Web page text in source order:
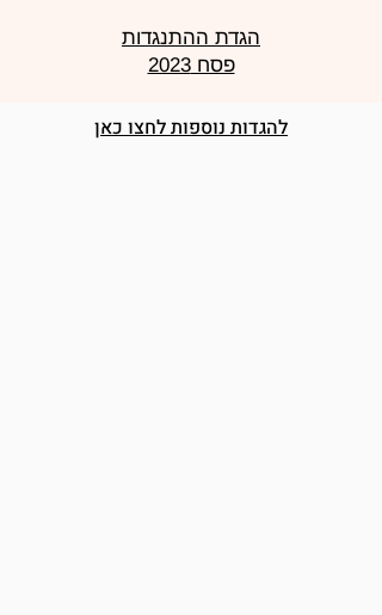
הגדת ההתנגדות
פסח 2023
להגדות נוספות לחצו כאן